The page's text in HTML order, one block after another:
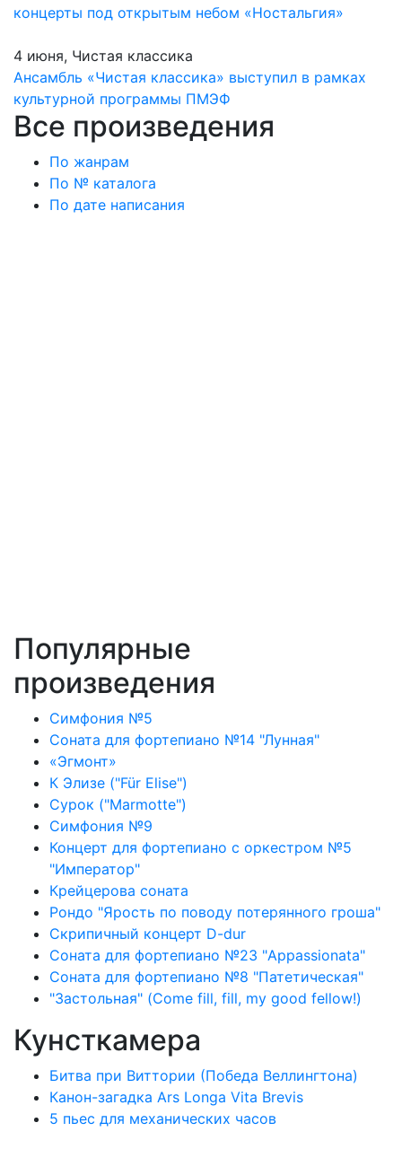
концерты под открытым небом «Ностальгия»
4 июня, Чистая классика
Ансамбль «Чистая классика» выступил в рамках
культурной программы ПМЭФ
Все произведения
По жанрам
По № каталога
По дате написания
Популярные
произведения
Симфония №5
Соната для фортепиано №14 "Лунная"
«Эгмонт»
К Элизе ("Für Elise")
Сурок ("Marmotte")
Симфония №9
Концерт для фортепиано с оркестром №5
"Император"
Крейцерова соната
Рондо "Ярость по поводу потерянного гроша"
Скрипичный концерт D-dur
Соната для фортепиано №23 "Appassionata"
Соната для фортепиано №8 "Патетическая"
"Застольная" (Come fill, fill, my good fellow!)
Кунсткамера
Битва при Виттории (Победа Веллингтона)
Канон-загадка Ars Longa Vita Brevis
5 пьес для механических часов